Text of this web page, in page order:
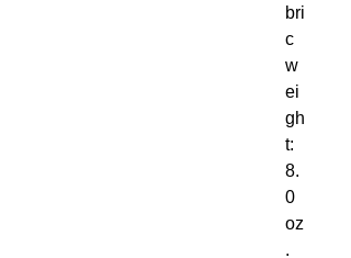
bri
c
w
ei
gh
t:
8.
0
oz
.